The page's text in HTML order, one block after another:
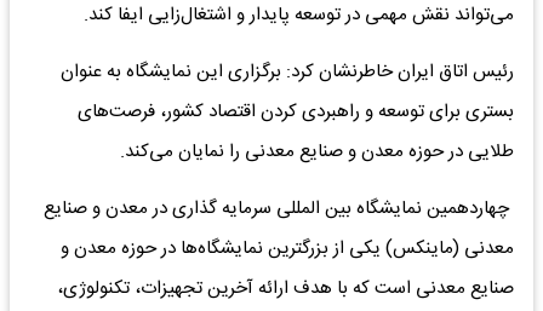
می‌تواند نقش مهمی در توسعه پایدار و اشتغال‌زایی ایفا کند.
رئیس اتاق ایران خاطرنشان کرد: برگزاری این نمایشگاه به عنوان
بستری برای توسعه و راهبردی کردن اقتصاد کشور، فرصت‌های
طلایی در حوزه معدن و صنایع معدنی را نمایان می‌کند.
چهاردهمین نمایشگاه بین المللی سرمایه گذاری در معدن و صنایع
معدنی (ماینکس) یکی از بزرگترین نمایشگاه‌ها در حوزه معدن و
صنایع معدنی است که با هدف ارائه آخرین تجهیزات، تکنولوژی،